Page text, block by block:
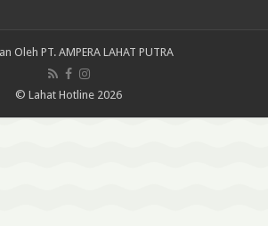
Oleh PT. AMPERA LAHAT PUTRA
© Lahat Hotline 2026